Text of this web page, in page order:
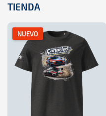
TIENDA
NUEVO